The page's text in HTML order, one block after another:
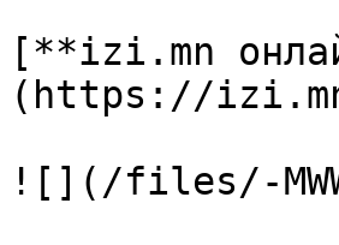
[**izi.mn
(https://
![](/files/-